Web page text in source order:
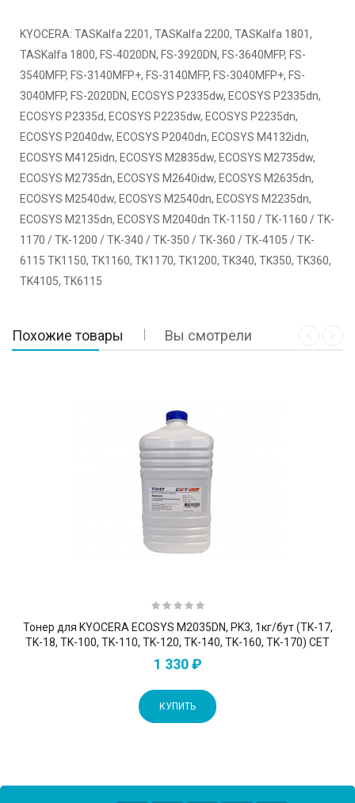
KYOCERA: TASKalfa 2201, TASKalfa 2200, TASKalfa 1801,
TASKalfa 1800, FS-4020DN, FS-3920DN, FS-3640MFP, FS-
3540MFP, FS-3140MFP+, FS-3140MFP, FS-3040MFP+, FS-
3040MFP, FS-2020DN, ECOSYS P2335dw, ECOSYS P2335dn,
ECOSYS P2335d, ECOSYS P2235dw, ECOSYS P2235dn,
ECOSYS P2040dw, ECOSYS P2040dn, ECOSYS M4132idn,
ECOSYS M4125idn, ECOSYS M2835dw, ECOSYS M2735dw,
ECOSYS M2735dn, ECOSYS M2640idw, ECOSYS M2635dn,
ECOSYS M2540dw, ECOSYS M2540dn, ECOSYS M2235dn,
ECOSYS M2135dn, ECOSYS M2040dn TK-1150 / TK-1160 / TK-
1170 / TK-1200 / TK-340 / TK-350 / TK-360 / TK-4105 / TK-
6115 TK1150, TK1160, TK1170, TK1200, TK340, TK350, TK360,
TK4105, TK6115
Похожие товары Вы смотрели
Тонер для KYOCERA ECOSYS M2035DN, PK3, 1кг/бут (TK-17,
TK-18, TK-100, TK-110, TK-120, TK-140, TK-160, TK-170) CET
1 330 ₽
КУПИТЬ